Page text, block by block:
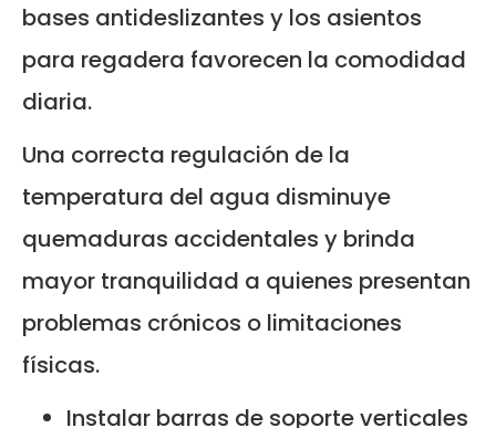
bases antideslizantes y los asientos
para regadera favorecen la comodidad
diaria.
Una correcta regulación de la
temperatura del agua disminuye
quemaduras accidentales y brinda
mayor tranquilidad a quienes presentan
problemas crónicos o limitaciones
físicas.
Instalar barras de soporte verticales